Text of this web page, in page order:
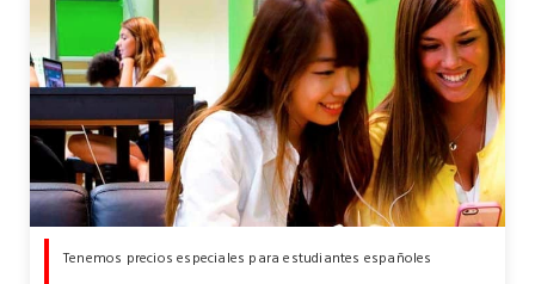
Tenemos precios especiales para estudiantes españoles